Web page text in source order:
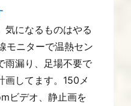
気になるものはやる
モニターで温熱セン
雨漏り、足場不要で
画してます。150メ
ビデオ、静止画を